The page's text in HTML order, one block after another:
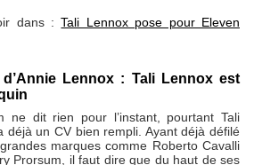
dans :Tali Lennox pose pour Eleven
d’Annie Lennox : Tali Lennox est
ne dit rien pour l’instant, pourtant Tali
déjà un CV bien rempli. Ayant déjà défilé
marques comme Roberto Cavalli
Prorsum, il faut dire que du haut de ses